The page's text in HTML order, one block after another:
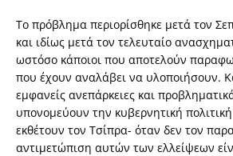
Το πρόβλημα περιορίσθηκε μετά τον
και ιδίως μετά τον τελευταίο
ωστόσο κάποιοι που αποτελούν
που έχουν αναλάβει να υλοποιήσουν.
εμφανείς ανεπάρκειες και
υπονομεύουν την κυβερνητική πολιτική
εκθέτουν τον Τσίπρα- όταν δεν τον
αντιμετώπιση αυτών των ελλείψεων